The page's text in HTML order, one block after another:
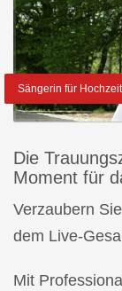
Sängerin für
Die
Moment für
Verzaubern
dem Live-
Mit